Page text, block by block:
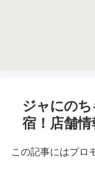
ジャにの
宿！店舗
この記事にはプロ